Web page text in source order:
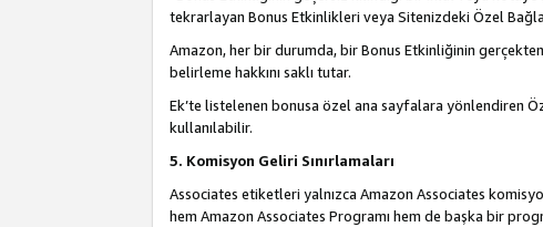
tekrarlayan Bonus Etkinlikleri veya Sitenizdeki Özel
Amazon, her bir durumda, bir Bonus Etkinliğinin
belirleme hakkını saklı tutar.
Ek’te listelenen bonusa özel ana sayfalara yönlendiren
kullanılabilir.
5. Komisyon Geliri Sınırlamaları
Associates etiketleri yalnızca Amazon Associates
hem Amazon Associates Programı hem de başka bir